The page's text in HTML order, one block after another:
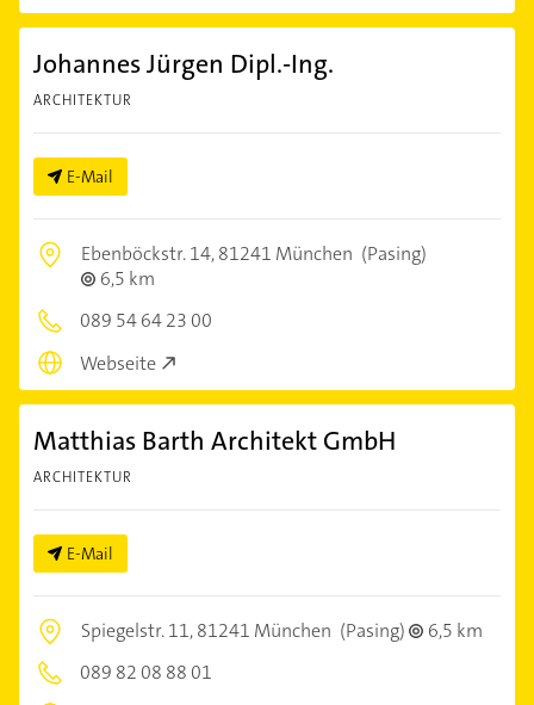
Johannes Jürgen Dipl.-Ing.
ARCHITEKTUR
E-Mail
Ebenböckstr. 14,81241 München (Pasing)
6,5 km
089 54 64 23 00
Webseite
Matthias Barth Architekt GmbH
ARCHITEKTUR
E-Mail
Spiegelstr. 11,81241 München (Pasing)
6,5 km
089 82 08 88 01